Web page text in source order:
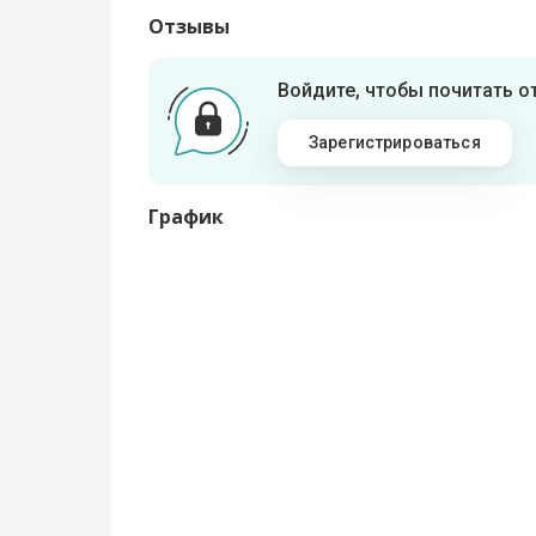
Отзывы
Войдите, чтобы почитать
Зарегистрироваться
График